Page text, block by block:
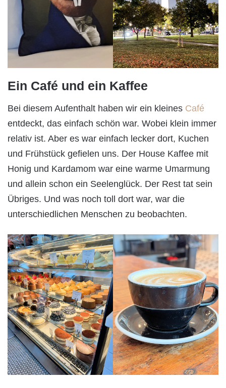
Ein Café und ein Kaffee
Bei diesem Aufenthalt haben wir ein kleines Café
entdeckt, das einfach schön war. Wobei klein immer
relativ ist. Aber es war einfach lecker dort, Kuchen
und Frühstück gefielen uns. Der House Kaffee mit
Honig und Kardamom war eine warme Umarmung
und allein schon ein Seelenglück. Der Rest tat sein
Übriges. Und was noch toll dort war, war die
unterschiedlichen Menschen zu beobachten.